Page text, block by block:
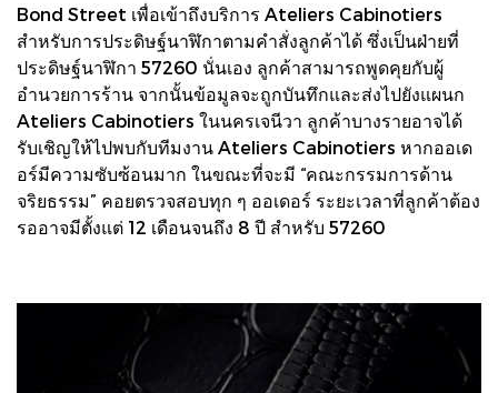
Bond Street เพื่อเข้าถึงบริการ Ateliers Cabinotiers
สำหรับการประดิษฐ์นาฬิกาตามคำสั่งลูกค้าได้ ซึ่งเป็นฝ่ายที่
ประดิษฐ์นาฬิกา 57260 นั่นเอง ลูกค้าสามารถพูดคุยกับผู้
อำนวยการร้าน จากนั้นข้อมูลจะถูกบันทึกและส่งไปยังแผนก
Ateliers Cabinotiers ในนครเจนีวา ลูกค้าบางรายอาจได้
รับเชิญให้ไปพบกับทีมงาน Ateliers Cabinotiers หากออเด
อร์มีความซับซ้อนมาก ในขณะที่จะมี “คณะกรรมการด้าน
จริยธรรม” คอยตรวจสอบทุก ๆ ออเดอร์ ระยะเวลาที่ลูกค้าต้อง
รออาจมีตั้งแต่ 12 เดือนจนถึง 8 ปี สำหรับ 57260